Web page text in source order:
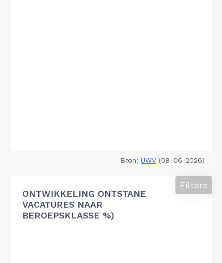
Bron: UWV (08-06-2026)
ONTWIKKELING ONTSTANE
VACATURES NAAR
BEROEPSKLASSE %)
Filters